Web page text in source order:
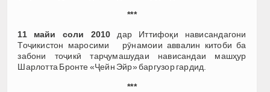
***
11 майи соли 2010 дар Иттифоқи нависандагони
Тоҷикистон маросими рӯнамоии аввалин китоби ба
забони тоҷикӣ тарҷумашудаи нависандаи машҳур
Шарлотта Бронте «Ҷейн Эйр» баргузор гардид.
***